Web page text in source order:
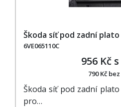
Škoda síť pod zadní plato
6VE065110C
956 Kč
790 Kč
Škoda síť pod zadní plato
pro…